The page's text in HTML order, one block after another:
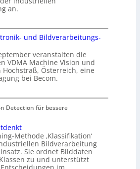
an.
und Bildverarbeitungs-
veranstalten die
VDMA Machine Vision und
Österreich, eine
bei Becom.
Detection für bessere
Methode ‚Klassifikation‘
Bildverarbeitung
Sie ordnet Bilddaten
zu und unterstützt